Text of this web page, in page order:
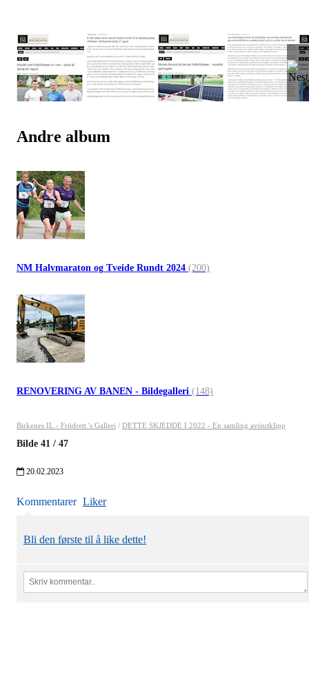
Andre album
NM Halvmaraton og Tveide Rundt 2024 (200)
RENOVERING AV BANEN - Bildegalleri (148)
Birkenes IL - Friidrett 's Galleri / DETTE SKJEDDE I 2022 - En samling avisutklipp
Bilde 41 / 47
20.02.2023
Kommentarer Liker
Bli den første til å like dette!